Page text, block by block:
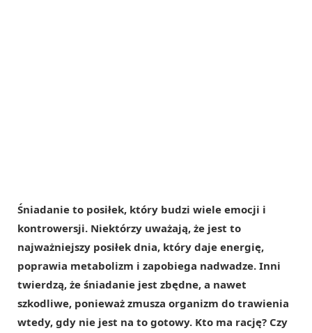
Śniadanie to posiłek, który budzi wiele emocji i
kontrowersji. Niektórzy uważają, że jest to
najważniejszy posiłek dnia, który daje energię,
poprawia metabolizm i zapobiega nadwadze. Inni
twierdzą, że śniadanie jest zbędne, a nawet
szkodliwe, ponieważ zmusza organizm do trawienia
wtedy, gdy nie jest na to gotowy. Kto ma rację? Czy